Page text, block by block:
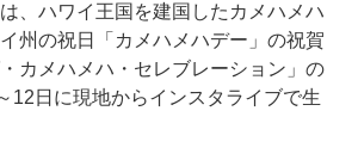
、ハワイ王国を建国したカメハメハ
州の祝日「カメハメハデー」の祝賀
カメハメハ・セレブレーション」の
12日に現地からインスタライブで生